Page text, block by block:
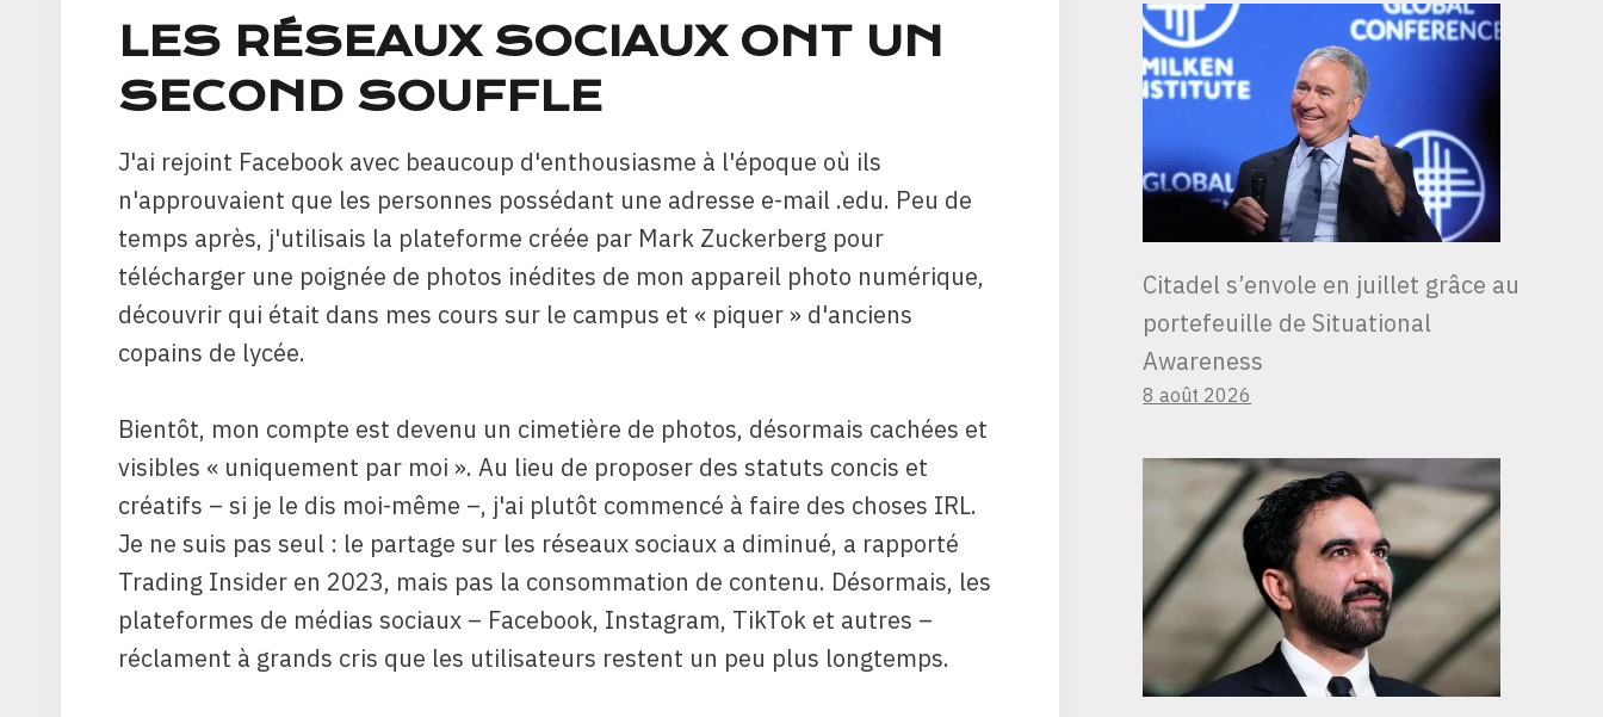
LES RÉSEAUX SOCIAUX ONT UN
SECOND SOUFFLE
J'ai rejoint Facebook avec beaucoup d'enthousiasme à l'époque où ils
n'approuvaient que les personnes possédant une adresse e-mail .edu. Peu de
temps après, j'utilisais la plateforme créée par Mark Zuckerberg pour
télécharger une poignée de photos inédites de mon appareil photo numérique,
découvrir qui était dans mes cours sur le campus et « piquer » d'anciens
copains de lycée.
Bientôt, mon compte est devenu un cimetière de photos, désormais cachées et
visibles « uniquement par moi ». Au lieu de proposer des statuts concis et
créatifs – si je le dis moi-même –, j'ai plutôt commencé à faire des choses IRL.
Je ne suis pas seul : le partage sur les réseaux sociaux a diminué, a rapporté
Trading Insider en 2023, mais pas la consommation de contenu. Désormais, les
plateformes de médias sociaux – Facebook, Instagram, TikTok et autres –
réclament à grands cris que les utilisateurs restent un peu plus longtemps.
Citadel s’envole en juillet grâce au
portefeuille de Situational
Awareness
8 août 2026